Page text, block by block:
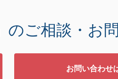
のご相談・お
お問い合わせ